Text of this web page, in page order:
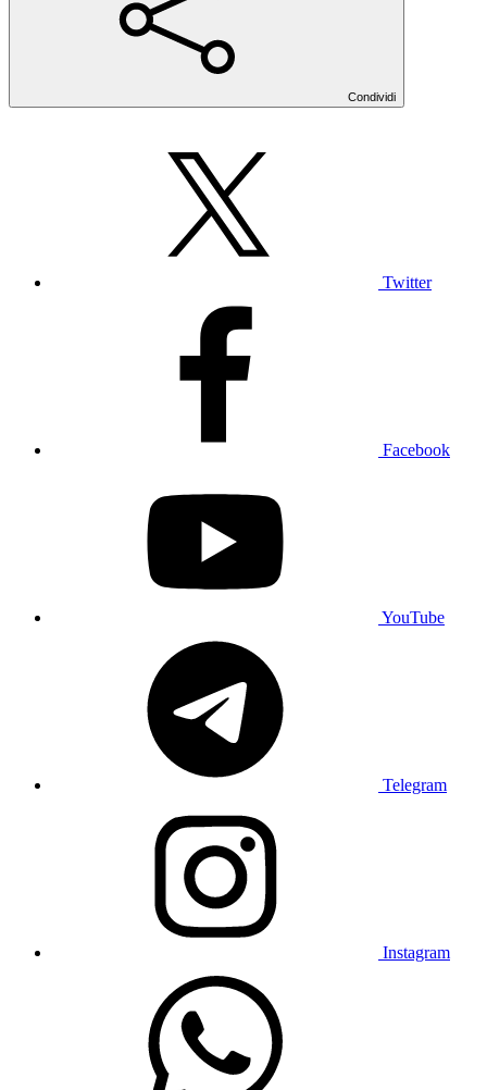
Condividi
Twitter
Facebook
YouTube
Telegram
Instagram